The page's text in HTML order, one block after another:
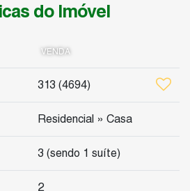
jardim, poço artesiano.
do Imóvel
VENDA
313 (4694)
Residencial » Casa
3 (sendo 1 suíte)
2